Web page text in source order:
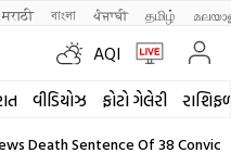
मराठी বাংলা ਪੰਜਾਬੀ தமிழ்
AQI
વીડિયોઝ ફોટો ગેલેરી
Death Sentence Of 38